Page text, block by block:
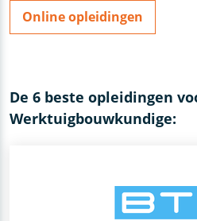
Online opleidingen
De 6 beste opleidingen
Werktuigbouwkundige: